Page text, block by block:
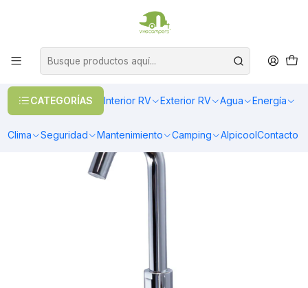
CATEGORÍAS Interior RV Exterior RV Agua Energía
Clima Seguridad Mantenimiento Camping AlpicoolContacto
OFERTAS EN CALEFACCIÓN DIESEL
Grifería monomando 22 cms para casa rodante camper y
motorhome